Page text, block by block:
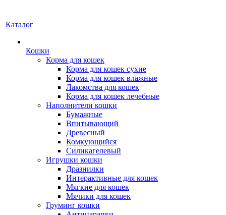
Каталог
Кошки
Корма для кошек
Корма для кошек сухие
Корма для кошек влажные
Лакомства для кошек
Корма для кошек лечебные
Наполнители кошки
Бумажные
Впитывающий
Древесный
Комкующийся
Силикагелевый
Игрушки кошки
Дразнилки
Интерактивные для кошек
Мягкие для кошек
Мячики для кошек
Груминг кошки